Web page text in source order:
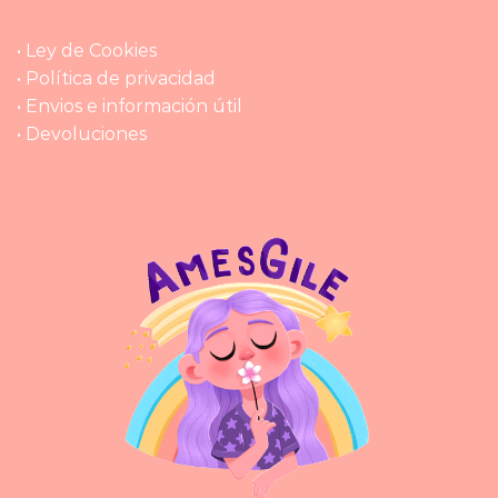
• Ley de Cookies
• Política de privacidad
• Envios e información útil
• Devoluciones